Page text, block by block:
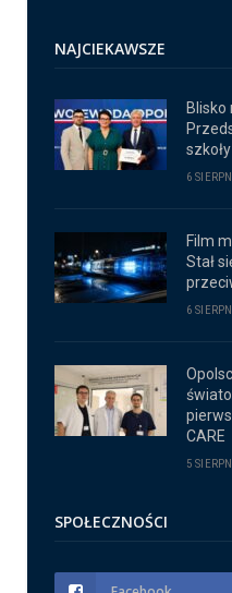
NAJCIEKAWSZE
Blisko
6
Film
Stał
6
CARE
5
SPOŁECZNOŚCI